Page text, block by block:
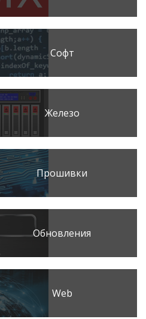
Софт
Железо
Прошивки
Обновления
Web